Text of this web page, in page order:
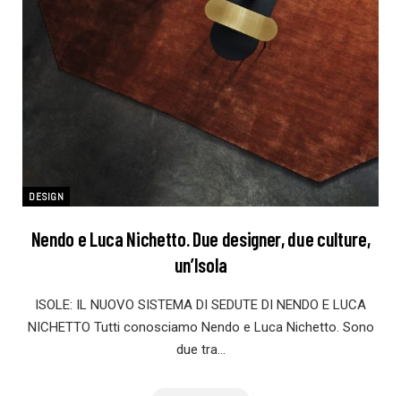
DESIGN
Nendo e Luca Nichetto. Due designer, due culture,
un’Isola
ISOLE: IL NUOVO SISTEMA DI SEDUTE DI NENDO E LUCA
NICHETTO Tutti conosciamo Nendo e Luca Nichetto. Sono
due tra…